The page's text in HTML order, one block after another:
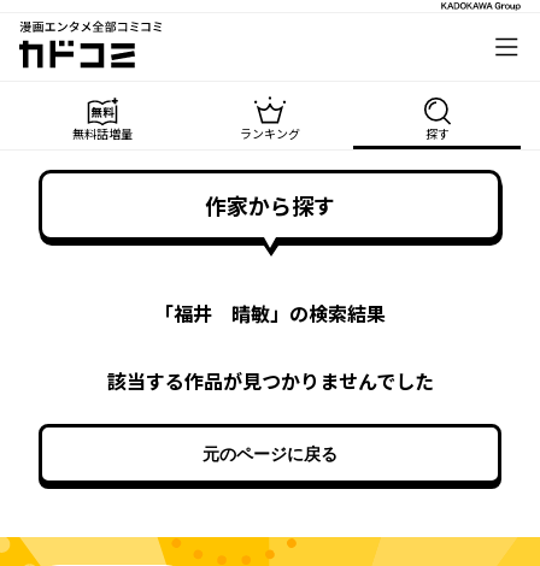
漫画エンタメ全部コミコミ
カドコミ
無料話増量 ランキング 探す
作家から探す
「福井 晴敏」の検索結果
該当する作品が見つかりませんでした
元のページに戻る